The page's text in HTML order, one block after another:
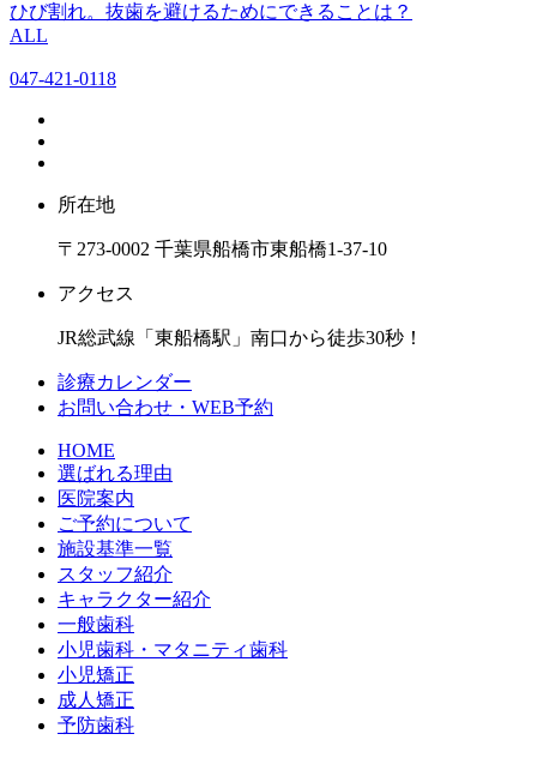
ひび割れ。抜歯を避けるためにできることは？
ALL
047-421-0118
所在地
〒273-0002 千葉県船橋市東船橋1-37-10
アクセス
JR総武線「東船橋駅」南口から徒歩30秒！
診療カレンダー
お問い合わせ・WEB予約
HOME
選ばれる理由
医院案内
ご予約について
施設基準一覧
スタッフ紹介
キャラクター紹介
一般歯科
小児歯科・マタニティ歯科
小児矯正
成人矯正
予防歯科